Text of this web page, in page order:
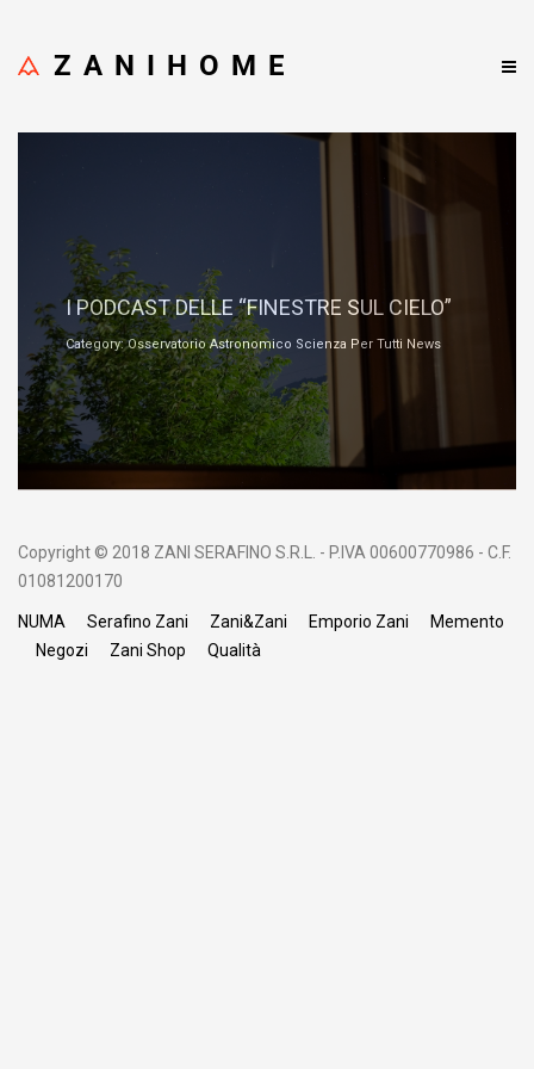
ZANIHOME
Novembre 15, 2021
I PODCAST DELLE “FINESTRE SUL CIELO”
Category: Osservatorio Astronomico Scienza Per Tutti News
Copyright © 2018 ZANI SERAFINO S.R.L. - P.IVA 00600770986 - C.F.
01081200170
NUMA Serafino Zani Zani&Zani Emporio Zani
Memento
Negozi
Zani Shop Qualità